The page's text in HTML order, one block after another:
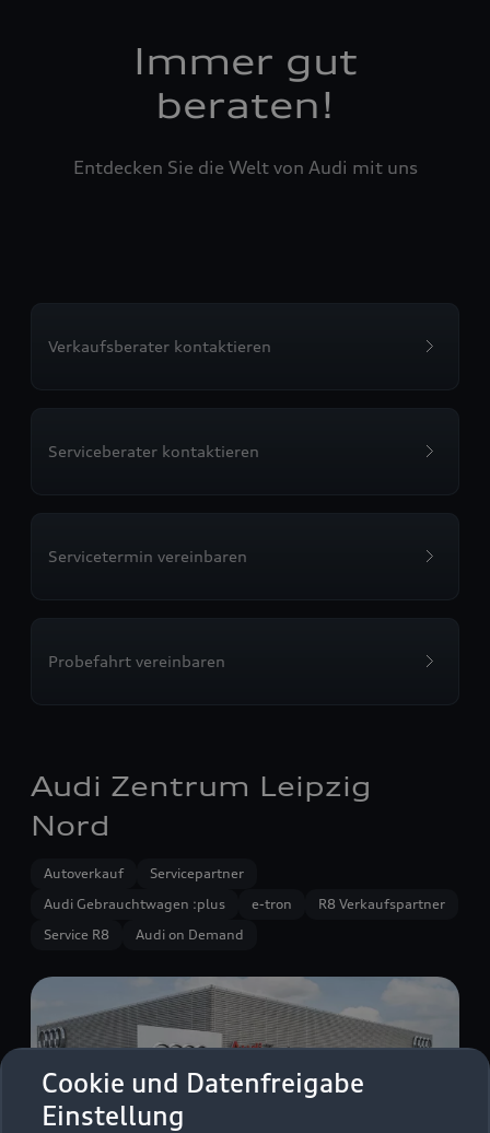
Cookie und Datenfreigabe
Einstellung
Immer gut
beraten!
Entdecken Sie die Welt von Audi mit uns
Verkaufsberater kontaktieren
Serviceberater kontaktieren
Servicetermin vereinbaren
Probefahrt vereinbaren
Audi Zentrum Leipzig
Nord
Autoverkauf
Servicepartner
Audi Gebrauchtwagen :plus
e-tron
R8 Verkaufspartner
Service R8
Audi on Demand